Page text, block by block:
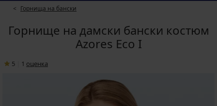
Горнища на бански
Горнище на дамски бански костюм
Azores Eco I
5 1 oценка